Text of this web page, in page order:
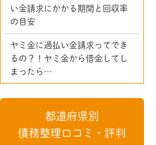
い金請求にかかる期間と回収率
の目安
ヤミ金に過払い金請求ってでき
るの？！ヤミ金から借金してし
まったら…
都道府県別
債務整理口コミ・評判